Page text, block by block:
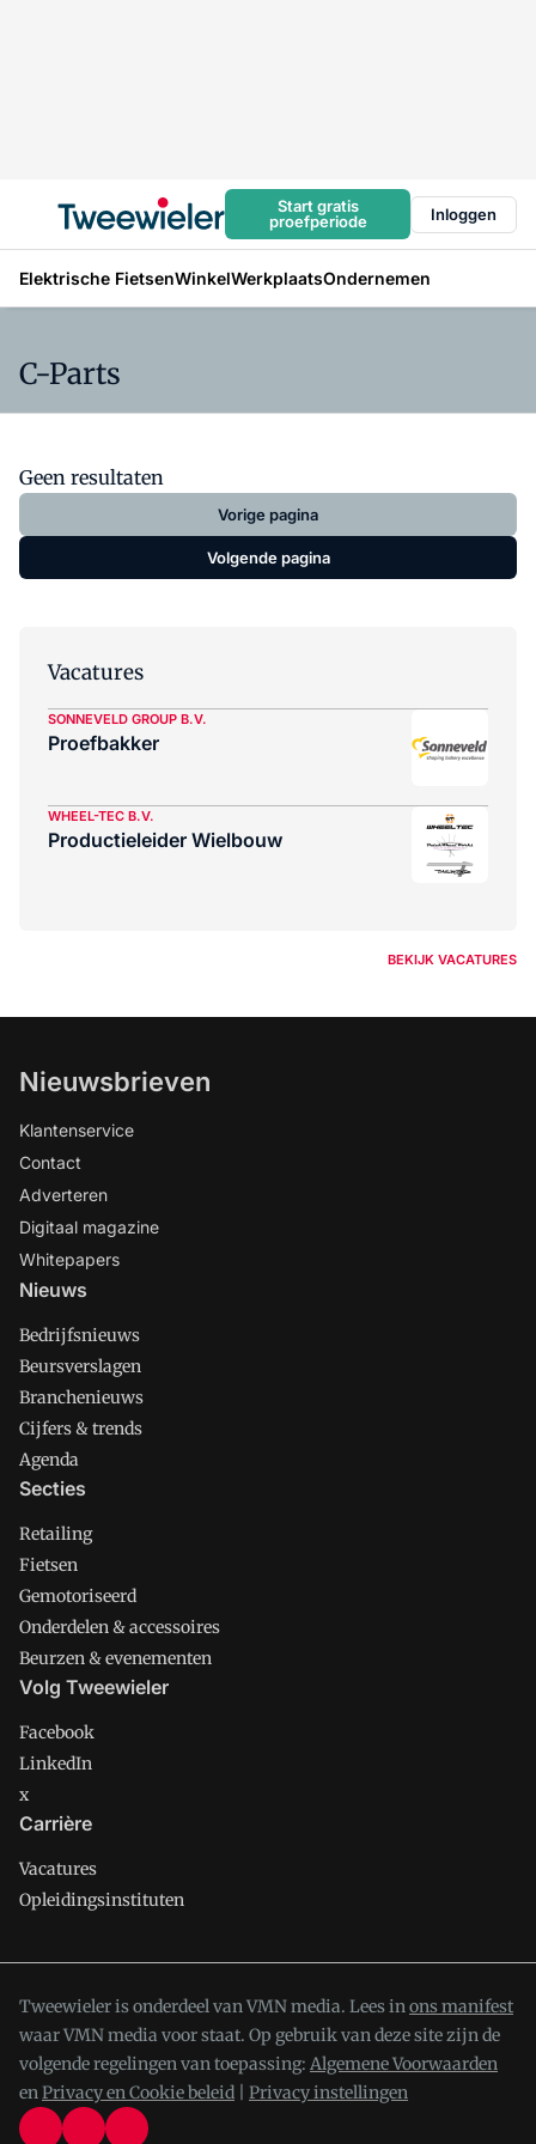
Start gratis
proefperiode
Inloggen
Elektrische FietsenWinkelWerkplaatsOndernemen
C-Parts
Geen resultaten
Vorige pagina
Volgende pagina
Vacatures
SONNEVELD GROUP B.V.
Proefbakker
WHEEL-TEC B.V.
Productieleider Wielbouw
BEKIJK VACATURES
Nieuwsbrieven
Klantenservice
Contact
Adverteren
Digitaal magazine
Whitepapers
Nieuws
Bedrijfsnieuws
Beursverslagen
Branchenieuws
Cijfers & trends
Agenda
Secties
Retailing
Fietsen
Gemotoriseerd
Onderdelen & accessoires
Beurzen & evenementen
Volg Tweewieler
Facebook
LinkedIn
x
Carrière
Vacatures
Opleidingsinstituten
Tweewieler is onderdeel van VMN media. Lees inons manifest
waar VMN media voor staat. Op gebruik van deze site zijn de
volgende regelingen van toepassing: Algemene Voorwaarden
enPrivacy en Cookie beleid Privacy instellingen